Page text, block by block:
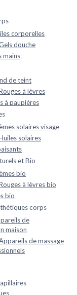
corporelles
douche
mains
de teint
à lèvres
à paupières
solaires visage
solaires
et Bio
bio
à lèvres bio
bio
corps
de
maison
de massage